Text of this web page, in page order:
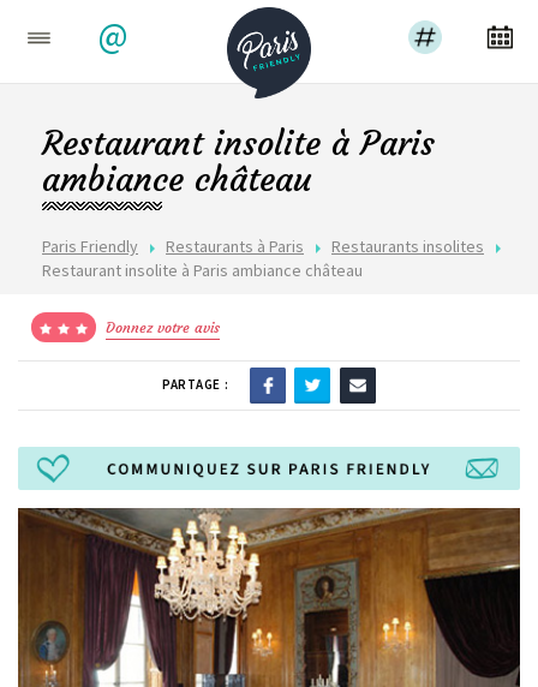
@
Paris Friendly Restaurants à Paris
Restaurants insolites
Restaurant insolite à Paris ambiance château
Restaurant insolite à Paris
ambiance château
Donnez votre avis
PARTAGE :